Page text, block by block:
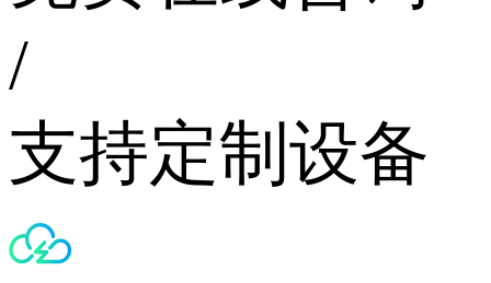
/
支持定制设备